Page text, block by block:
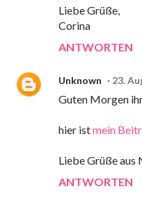
Liebe Grüße,
Corina
ANTWORTEN
Unknown 23.
Guten Morgen
hier istmein
Liebe Grüße
ANTWORTEN